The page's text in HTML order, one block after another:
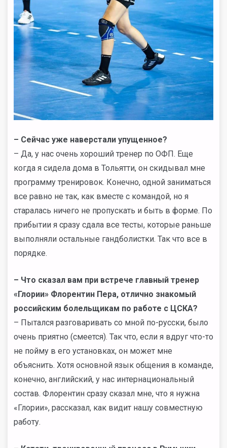
– Сейчас уже наверстали упущенное?
– Да, у нас очень хороший тренер по ОФП. Еще
когда я сидела дома в Тольятти, он скидывал мне
программу тренировок. Конечно, одной заниматься
все равно не так, как вместе с командой, но я
старалась ничего не пропускать и быть в форме. По
прибытии я сразу сдала все тесты, которые раньше
выполняли остальные гандболистки. Так что все в
порядке.
– Что сказал вам при встрече главный тренер
«Глории» Флорентин Пера, отлично знакомый
российским болельщикам по работе с ЦСКА?
– Пытался разговаривать со мной по-русски, было
очень приятно (смеется). Так что, если я вдруг что-то
не пойму в его установках, он может мне
объяснить. Хотя основной язык общения в команде,
конечно, английский, у нас интернациональный
состав. Флорентин сразу сказал мне, что я нужна
«Глории», рассказал, как видит нашу совместную
работу.